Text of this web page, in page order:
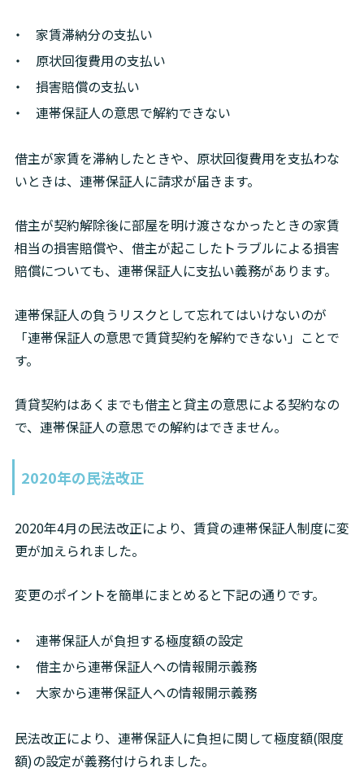
家賃滞納分の支払い
原状回復費用の支払い
損害賠償の支払い
連帯保証人の意思で解約できない
借主が家賃を滞納したときや、原状回復費用を支払わな
いときは、連帯保証人に請求が届きます。
借主が契約解除後に部屋を明け渡さなかったときの家賃
相当の損害賠償や、借主が起こしたトラブルによる損害
賠償についても、連帯保証人に支払い義務があります。
連帯保証人の負うリスクとして忘れてはいけないのが
「連帯保証人の意思で賃貸契約を解約できない」ことで
す。
賃貸契約はあくまでも借主と貸主の意思による契約なの
で、連帯保証人の意思での解約はできません。
2020年の民法改正
2020年4月の民法改正により、賃貸の連帯保証人制度に変
更が加えられました。
変更のポイントを簡単にまとめると下記の通りです。
連帯保証人が負担する極度額の設定
借主から連帯保証人への情報開示義務
大家から連帯保証人への情報開示義務
民法改正により、連帯保証人に負担に関して極度額(限度
額)の設定が義務付けられました。